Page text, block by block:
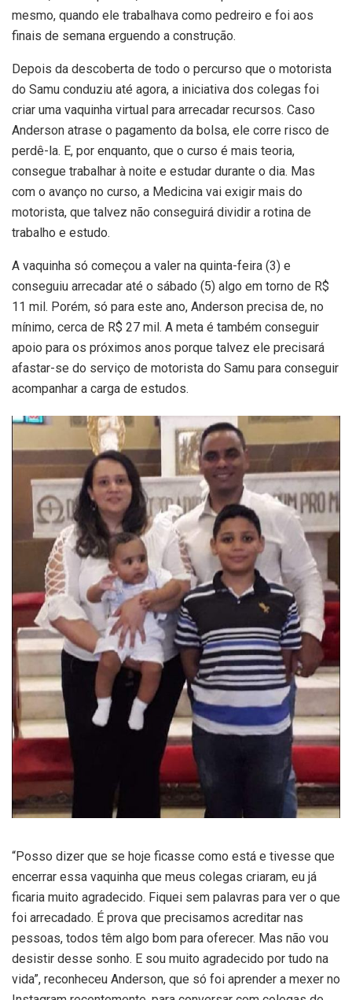
mesmo, quando ele trabalhava como pedreiro e foi aos
finais de semana erguendo a construção.
Depois da descoberta de todo o percurso que o motorista
do Samu conduziu até agora, a iniciativa dos colegas foi
criar uma vaquinha virtual para arrecadar recursos. Caso
Anderson atrase o pagamento da bolsa, ele corre risco de
perdê-la. E, por enquanto, que o curso é mais teoria,
consegue trabalhar à noite e estudar durante o dia. Mas
com o avanço no curso, a Medicina vai exigir mais do
motorista, que talvez não conseguirá dividir a rotina de
trabalho e estudo.
A vaquinha só começou a valer na quinta-feira (3) e
conseguiu arrecadar até o sábado (5) algo em torno de R$
11 mil. Porém, só para este ano, Anderson precisa de, no
mínimo, cerca de R$ 27 mil. A meta é também conseguir
apoio para os próximos anos porque talvez ele precisará
afastar-se do serviço de motorista do Samu para conseguir
acompanhar a carga de estudos.
“Posso dizer que se hoje ficasse como está e tivesse que
encerrar essa vaquinha que meus colegas criaram, eu já
ficaria muito agradecido. Fiquei sem palavras para ver o que
foi arrecadado. É prova que precisamos acreditar nas
pessoas, todos têm algo bom para oferecer. Mas não vou
desistir desse sonho. E sou muito agradecido por tudo na
vida”, reconheceu Anderson, que só foi aprender a mexer no